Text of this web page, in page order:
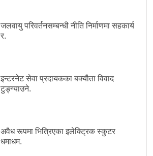
जलवायु परिवर्तनसम्बन्धी नीति निर्माणमा सहकार्य
र.
इन्टरनेट सेवा प्रदायकका बक्यौता विवाद
टुङ्ग्याउने.
अवैध रूपमा भित्रिएका इलेक्ट्रिक स्कुटर
धमाधम.